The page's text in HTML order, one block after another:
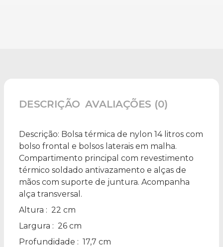
DESCRIÇÃO AVALIAÇÕES (0)
Descrição: Bolsa térmica de nylon 14 litros com
bolso frontal e bolsos laterais em malha.
Compartimento principal com revestimento
térmico soldado antivazamento e alças de
mãos com suporte de juntura. Acompanha
alça transversal.
Altura : 22 cm
Largura : 26 cm
Profundidade : 17,7 cm